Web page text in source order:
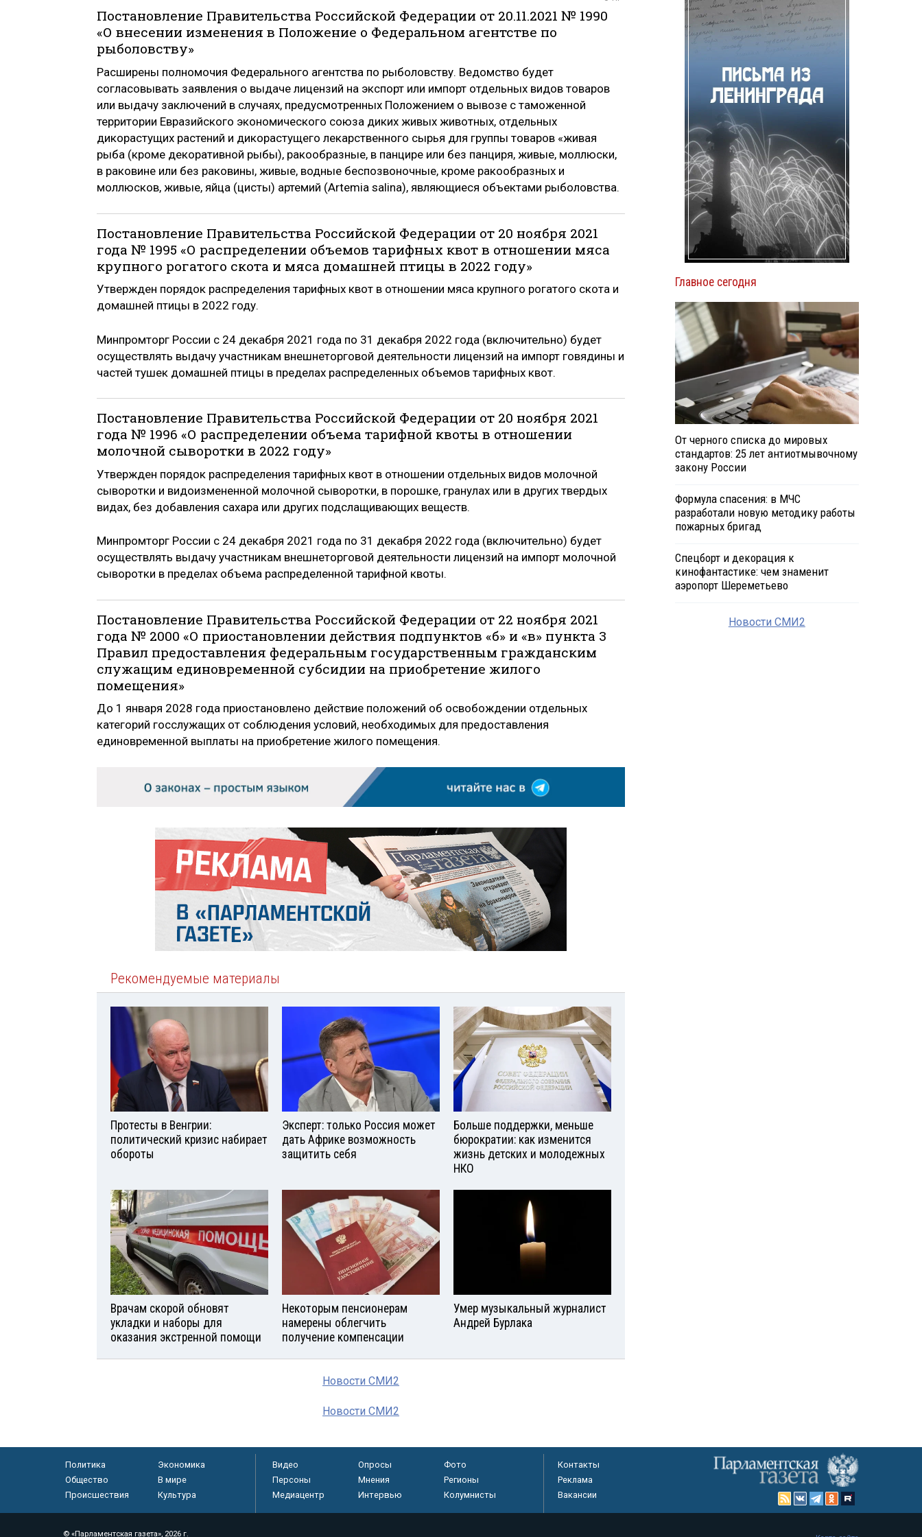
Постановление Правительства Российской Федерации от 20.11.2021 № 1990
«О внесении изменения в Положение о Федеральном агентстве по
рыболовству»
Расширены полномочия Федерального агентства по рыболовству. Ведомство будет
согласовывать заявления о выдаче лицензий на экспорт или импорт отдельных видов товаров
или выдачу заключений в случаях, предусмотренных Положением о вывозе с таможенной
территории Евразийского экономического союза диких живых животных, отдельных
дикорастущих растений и дикорастущего лекарственного сырья для группы товаров «живая
рыба (кроме декоративной рыбы), ракообразные, в панцире или без панциря, живые, моллюски,
в раковине или без раковины, живые, водные беспозвоночные, кроме ракообразных и
моллюсков, живые, яйца (цисты) артемий (Artemia salina), являющиеся объектами рыболовства.
Постановление Правительства Российской Федерации от 20 ноября 2021
года № 1995 «О распределении объемов тарифных квот в отношении мяса
крупного рогатого скота и мяса домашней птицы в 2022 году»
Утвержден порядок распределения тарифных квот в отношении мяса крупного рогатого скота и
домашней птицы в 2022 году.
Минпромторг России с 24 декабря 2021 года по 31 декабря 2022 года (включительно) будет
осуществлять выдачу участникам внешнеторговой деятельности лицензий на импорт говядины и
частей тушек домашней птицы в пределах распределенных объемов тарифных квот.
Постановление Правительства Российской Федерации от 20 ноября 2021
года № 1996 «О распределении объема тарифной квоты в отношении
молочной сыворотки в 2022 году»
Утвержден порядок распределения тарифных квот в отношении отдельных видов молочной
сыворотки и видоизмененной молочной сыворотки, в порошке, гранулах или в других твердых
видах, без добавления сахара или других подслащивающих веществ.
Минпромторг России с 24 декабря 2021 года по 31 декабря 2022 года (включительно) будет
осуществлять выдачу участникам внешнеторговой деятельности лицензий на импорт молочной
сыворотки в пределах объема распределенной тарифной квоты.
Постановление Правительства Российской Федерации от 22 ноября 2021
года № 2000 «О приостановлении действия подпунктов «б» и «в» пункта 3
Правил предоставления федеральным государственным гражданским
служащим единовременной субсидии на приобретение жилого
помещения»
До 1 января 2028 года приостановлено действие положений об освобождении отдельных
категорий госслужащих от соблюдения условий, необходимых для предоставления
единовременной выплаты на приобретение жилого помещения.
Рекомендуемые материалы
Протесты в Венгрии:
политический кризис набирает
обороты
Эксперт: только Россия может
дать Африке возможность
защитить себя
Больше поддержки, меньше
бюрократии: как изменится
жизнь детских и молодежных
НКО
Врачам скорой обновят
укладки и наборы для
оказания экстренной помощи
Некоторым пенсионерам
намерены облегчить
получение компенсации
Умер музыкальный журналист
Андрей Бурлака
Новости СМИ2
Новости СМИ2
Главное сегодня
От черного списка до мировых
стандартов: 25 лет антиотмывочному
закону России
Формула спасения: в МЧС
разработали новую методику работы
пожарных бригад
Спецборт и декорация к
кинофантастике: чем знаменит
аэропорт Шереметьево
Новости СМИ2
Политика
Экономика
Общество
В мире
Происшествия
Культура
Видео Опросы
Фото
Персоны
Мнения
Регионы
Медиацентр
Интервью Колумнисты
Контакты
Реклама
Вакансии
© «Парламентская газета», 2026 г.